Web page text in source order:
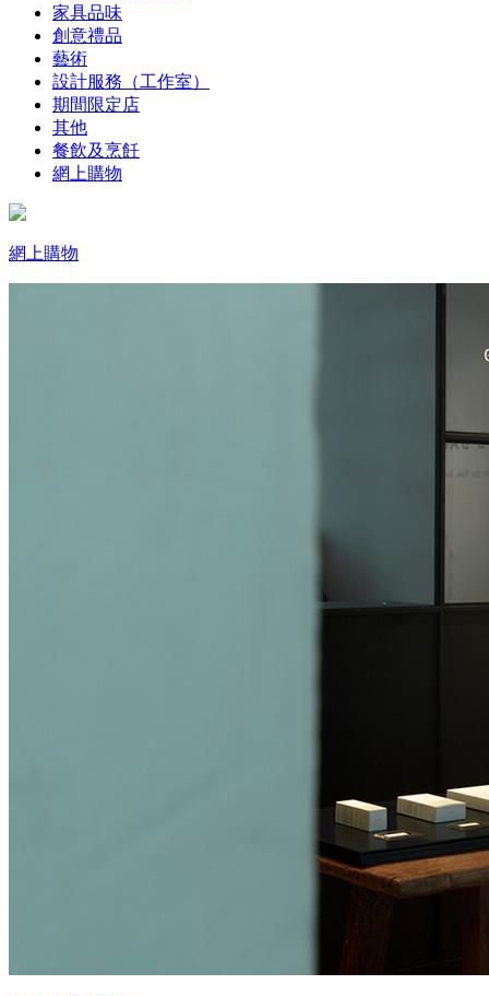
家具品味
創意禮品
藝術
設計服務（工作室）
期間限定店
其他
餐飲及烹飪
網上購物
網上購物